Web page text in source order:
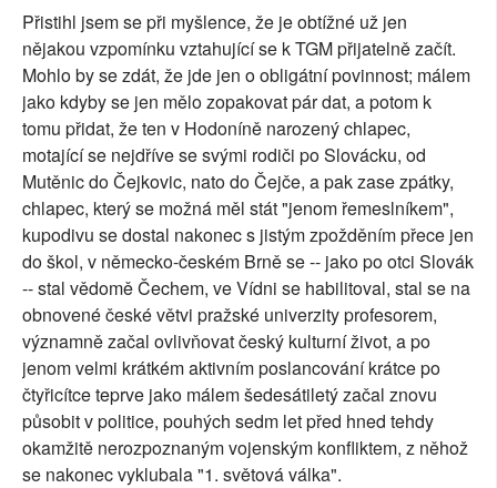
AUTOŘI
PŘÍSPĚVKY NA PROVOZ
SOCIÁLNÍ SÍTĚ
RUBRIKY
PLNÁ VERZE STRÁNEK
Přistihl jsem se při myšlence, že je obtížné už jen
nějakou vzpomínku vztahující se k TGM přijatelně začít.
Mohlo by se zdát, že jde jen o obligátní povinnost; málem
jako kdyby se jen mělo zopakovat pár dat, a potom k
tomu přidat, že ten v Hodoníně narozený chlapec,
motající se nejdříve se svými rodiči po Slovácku, od
Mutěnic do Čejkovic, nato do Čejče, a pak zase zpátky,
chlapec, který se možná měl stát "jenom řemeslníkem",
kupodivu se dostal nakonec s jistým zpožděním přece jen
do škol, v německo-českém Brně se -- jako po otci Slovák
-- stal vědomě Čechem, ve Vídni se habilitoval, stal se na
obnovené české větvi pražské univerzity profesorem,
významně začal ovlivňovat český kulturní život, a po
jenom velmi krátkém aktivním poslancování krátce po
čtyřicítce teprve jako málem šedesátiletý začal znovu
působit v politice, pouhých sedm let před hned tehdy
okamžitě nerozpoznaným vojenským konfliktem, z něhož
se nakonec vyklubala "1. světová válka".